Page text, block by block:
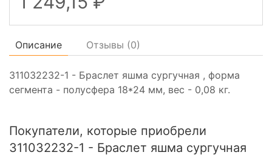
Описание Отзывы (0)
311032232-1 - Браслет яшма сургучная , форма
сегмента - полусфера 18*24 мм, вес - 0,08 кг.
Покупатели, которые приобрели
311032232-1 - Браслет яшма сургучная